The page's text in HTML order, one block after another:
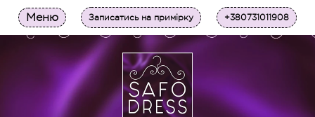
Меню Записатись на примірку +380731011908